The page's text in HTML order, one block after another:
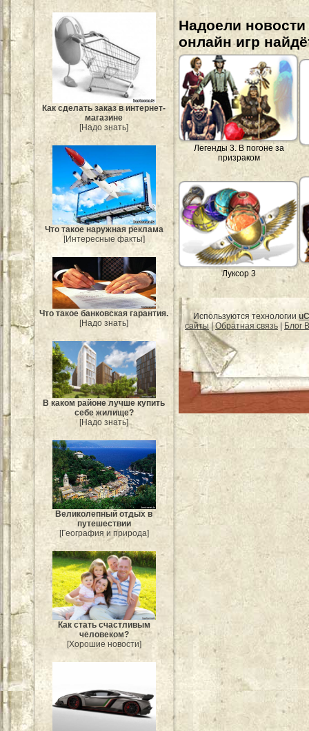
Как сделать заказ в интернет-
магазине
[Надо знать]
Что такое наружная реклама
[Интересные факты]
Что такое банковская гарантия.
[Надо знать]
В каком районе лучше купить
себе жилище?
[Надо знать]
Великолепный отдых в
путешествии
[География и природа]
Как стать счастливым
человеком?
[Хорошие новости]
Надоели
онлайн игр
Легенды 3. В погоне за
призраком
Луксор 3
Используются технологии
сайты|Обратная связь Блог